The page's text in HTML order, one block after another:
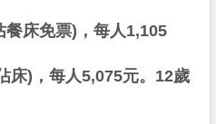
餐床免票)，每人1,105
床)，每人5,075元。12歲